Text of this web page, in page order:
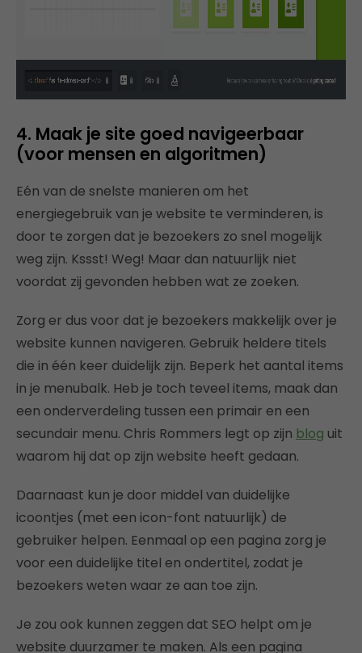
4. Maak je site goed navigeerbaar
(voor mensen en algoritmen)
Eén van de snelste manieren om het
energiegebruik van je website te verminderen, is
door te zorgen dat je bezoekers zo snel mogelijk
weg zijn. Kssst! Weg! Maar dan natuurlijk niet
voordat zij gevonden hebben wat ze zoeken.
Zorg er dus voor dat je bezoekers makkelijk over je
website kunnen navigeren. Gebruik heldere titels
die in één keer duidelijk zijn. Beperk het aantal items
in je menubalk. Heb je toch teveel items, maak dan
een onderverdeling tussen een primair en een
secundair menu. Chris Rommers legt op zijn blog uit
waarom hij dat op zijn website heeft gedaan.
Daarnaast kun je door middel van duidelijke
icoontjes (met een icon-font natuurlijk) de
gebruiker helpen. Eenmaal op een pagina zorg je
voor een duidelijke titel en ondertitel, zodat je
bezoekers weten waar ze aan toe zijn.
Je zou ook kunnen zeggen dat SEO helpt om je
website duurzamer te maken. Als een pagina